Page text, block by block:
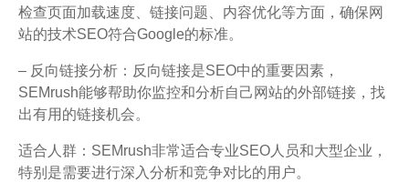
检查页面加载速度、链接问题、内容优化等方面，确保网
站的技术SEO符合Google的标准。
– 反向链接分析：反向链接是SEO中的重要因素，
SEMrush能够帮助你监控和分析自己网站的外部链接，找
出有用的链接机会。
适合人群：SEMrush非常适合专业SEO人员和大型企业，
特别是需要进行深入分析和竞争对比的用户。